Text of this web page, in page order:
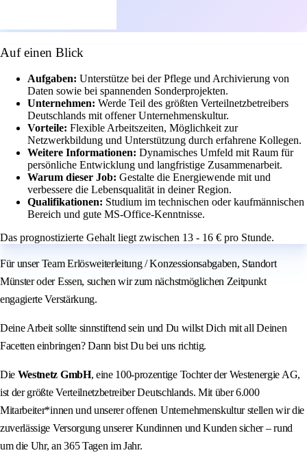
Auf einen Blick
Aufgaben: Unterstütze bei der Pflege und Archivierung von
Daten sowie bei spannenden Sonderprojekten.
Unternehmen: Werde Teil des größten Verteilnetzbetreibers
Deutschlands mit offener Unternehmenskultur.
Vorteile: Flexible Arbeitszeiten, Möglichkeit zur
Netzwerkbildung und Unterstützung durch erfahrene Kollegen.
Weitere Informationen: Dynamisches Umfeld mit Raum für
persönliche Entwicklung und langfristige Zusammenarbeit.
Warum dieser Job: Gestalte die Energiewende mit und
verbessere die Lebensqualität in deiner Region.
Qualifikationen: Studium im technischen oder kaufmännischen
Bereich und gute MS-Office-Kenntnisse.
Das prognostizierte Gehalt liegt zwischen 13 - 16 € pro Stunde.
Für unser Team Erlösweiterleitung / Konzessionsabgaben, Standort
Münster oder Essen, suchen wir zum nächstmöglichen Zeitpunkt
engagierte Verstärkung.
Deine Arbeit sollte sinnstiftend sein und Du willst Dich mit all Deinen
Facetten einbringen? Dann bist Du bei uns richtig.
Die Westnetz GmbH, eine 100-prozentige Tochter der Westenergie AG,
ist der größte Verteilnetzbetreiber Deutschlands. Mit über 6.000
Mitarbeiter*innen und unserer offenen Unternehmenskultur stellen wir die
zuverlässige Versorgung unserer Kundinnen und Kunden sicher – rund
um die Uhr, an 365 Tagen im Jahr.